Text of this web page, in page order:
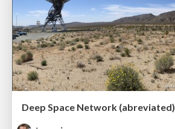
Deep Space Network (abreviated)